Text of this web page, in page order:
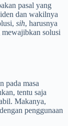
pasal yang
dan wakilnya
sih, harusnya
solusi
pada masa
tentu saja
Makanya,
penggunaan